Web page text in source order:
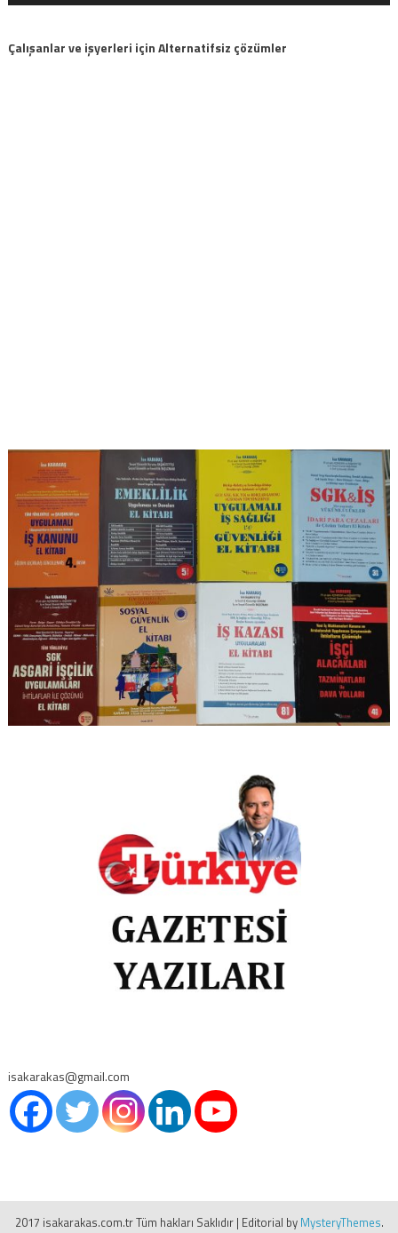
Çalışanlar ve işyerleri için Alternatifsiz çözümler
isakarakas@gmail.com